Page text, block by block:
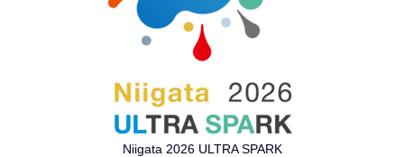
Niigata 2026 ULTRA SPARK